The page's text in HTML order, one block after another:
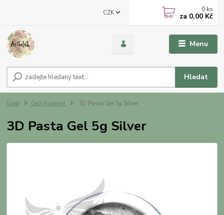
Menu
CZK
Hledat
0 ks
za 0,00 Kč
Úvod Gely barevné 3D Pasta Gel 5g Silver
3D Pasta Gel 5g Silver